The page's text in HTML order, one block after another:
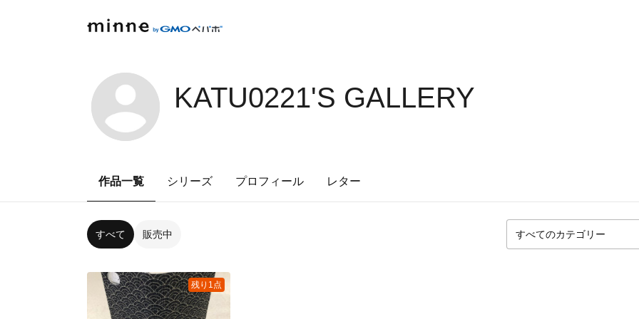
KATU0221'S GALLERY
作品一覧 シリーズ プロフィール レター
すべて 販売中
残り1点